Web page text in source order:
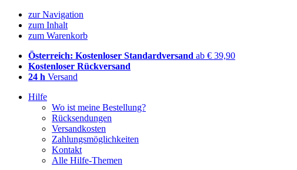
zur Navigation
zum Inhalt
zum Warenkorb
Österreich: Kostenloser Standardversand ab € 39,90
Kostenloser Rückversand
24 h Versand
Hilfe
Wo ist meine Bestellung?
Rücksendungen
Versandkosten
Zahlungsmöglichkeiten
Kontakt
Alle Hilfe-Themen